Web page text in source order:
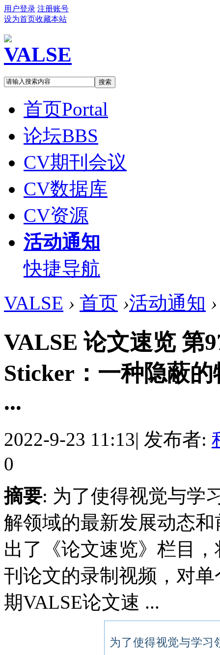
用户登录 注册账号
设为首页收藏本站
搜索
首页Portal
论坛BBS
CV期刊会议
CV数据库
CV资源
活动通知
快捷导航
VALSE › 首页 ›活动通知 ›
VALSE 论文速览 第
Sticker：一种隐蔽
...
2022-9-23 11:13| 发布者:
0
摘要: 为了使得视觉与学
解领域的最新发展动态
出了《论文速览》栏目
刊论文的录制视频，对
期VALSE论文速 ...
为了使得视觉与学习